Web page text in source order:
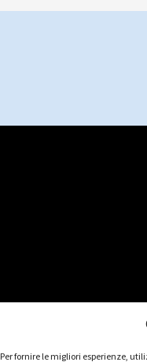
Per fornire le migliori esperienze,